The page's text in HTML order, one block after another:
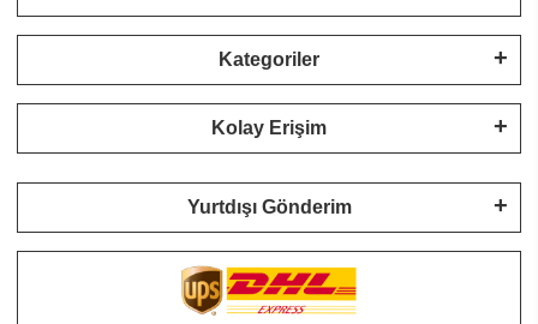
Kategoriler
Kolay Erişim
Yurtdışı Gönderim